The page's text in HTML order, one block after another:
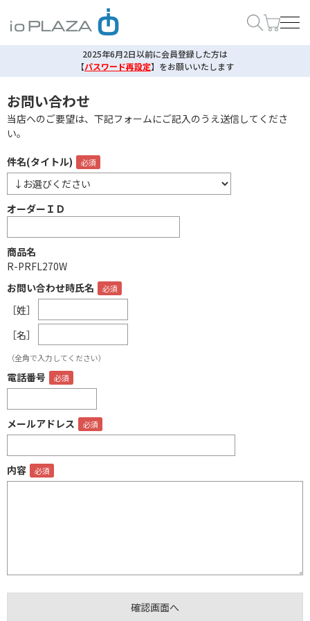
2025年6月2日以前に会員登録した方は
【パスワード再設定】 をお願いいたします
お問い合わせ
当店へのご要望は、下記フォームにご記入のうえ送信してくださ
い。
件名(タイトル)
オーダーＩＤ
商品名
R-PRFL270W
お問い合わせ時氏名
［姓］
［名］
（全角で入力してください）
電話番号
メールアドレス
内容